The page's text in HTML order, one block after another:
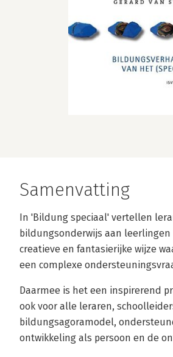
Samenvatting
In 'Bildung speciaal' vertellen
bildungsonderwijs aan
creatieve en fantasierijke wijze
een complexe
Daarmee is het een inspirerend
ook voor alle leraren,
bildungsagoramodel,
ontwikkeling als persoon en de